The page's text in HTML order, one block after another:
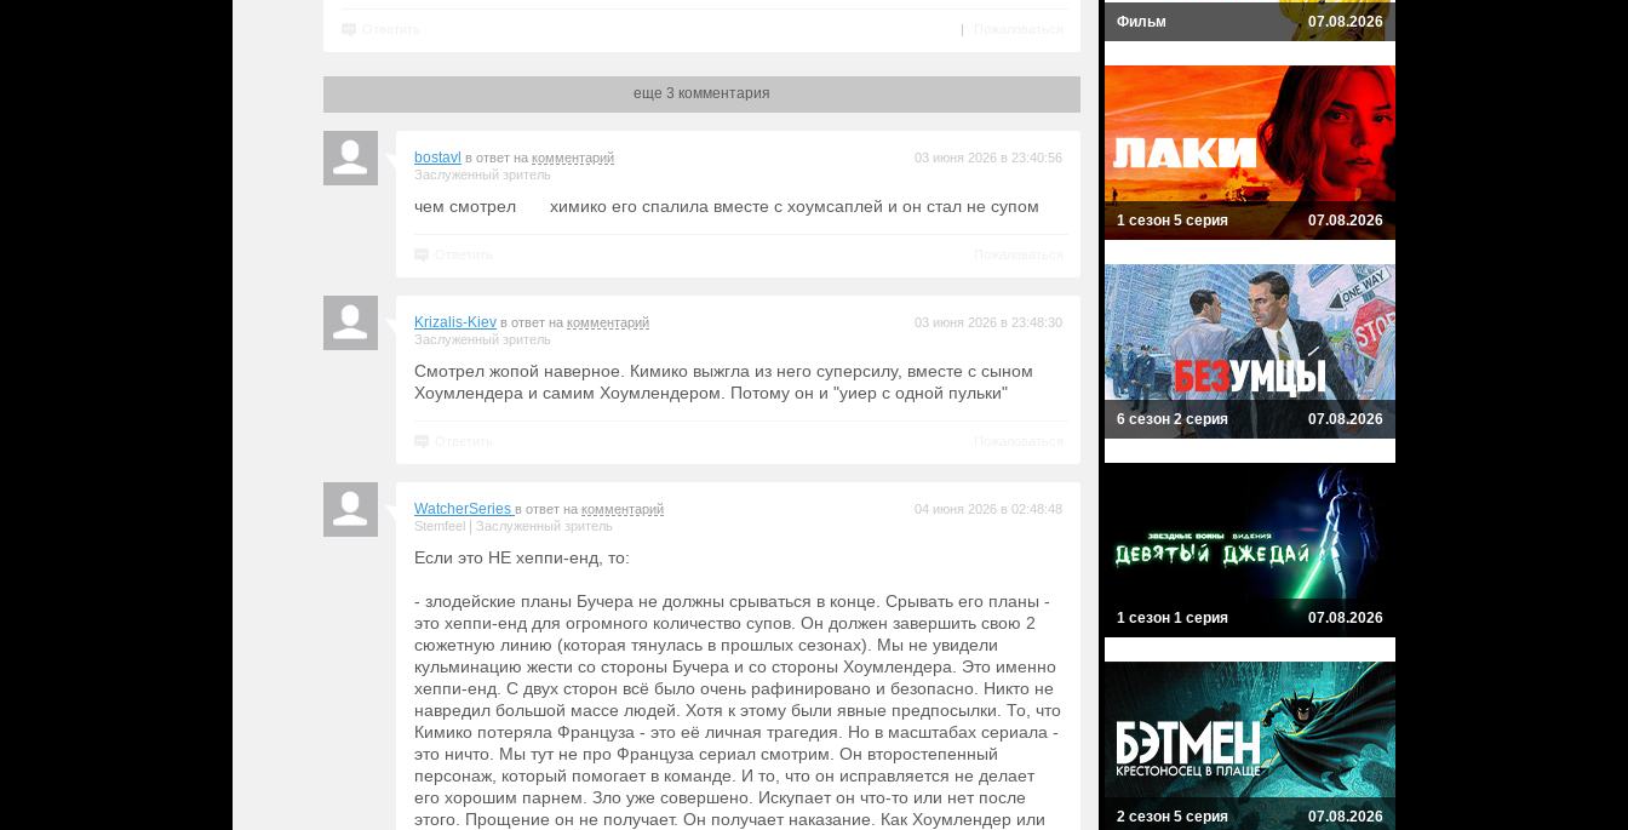
|
еще 3 комментария
bostavl в ответ на комментарий
Заслуженный зритель
03 июня 2026 в 23:40:56
чем смотрел химико его спалила вместе с хоумсаплей и он стал не супом
Krizalis-Kiev в ответ на комментарий
Заслуженный зритель
03 июня 2026 в 23:48:30
Смотрел жопой наверное. Кимико выжгла из него суперсилу, вместе с сыном
Хоумлендера и самим Хоумлендером. Потому он и "уиер с одной пульки"
WatcherSeries в ответ на комментарий
Stemfeel
Заслуженный зритель
04 июня 2026 в 02:48:48
Если это НЕ хеппи-енд, то:
- злодейские планы Бучера не должны срываться в конце. Срывать его планы -
это хеппи-енд для огромного количество супов. Он должен завершить свою 2
сюжетную линию (которая тянулась в прошлых сезонах). Мы не увидели
кульминацию жести со стороны Бучера и со стороны Хоумлендера. Это именно
хеппи-енд. С двух сторон всё было очень рафинировано и безопасно. Никто не
навредил большой массе людей. Хотя к этому были явные предпосылки. То, что
Кимико потеряла Француза - это её личная трагедия. Но в масштабах сериала -
это ничто. Мы тут не про Француза сериал смотрим. Он второстепенный
персонаж, который помогает в команде. И то, что он исправляется не делает
его хорошим парнем. Зло уже совершено. Искупает он что-то или нет после
этого. Прощение он не получает. Он получает наказание. Как Хоумлендер или
Фильм 07.08.2026
1 сезон 5 серия 07.08.2026
6 сезон 2 серия 07.08.2026
1 сезон 1 серия 07.08.2026
2 сезон 5 серия 07.08.2026